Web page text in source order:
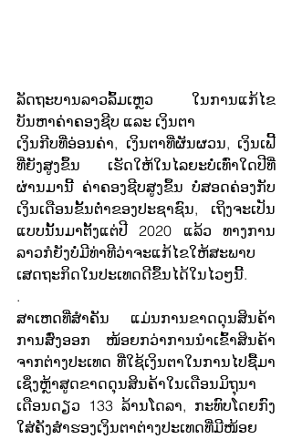
ລັດຖະບານລາວລົ້ມເຫຼວ ໃນການແກ້ໄຂ
ບັນຫາຄ່າຄອງຊີບ ແລະ ເງິນຕາ
ເງິນກີບທີ່ອ່ອນຄ່າ, ເງິນຕາທີ່ຜັນຜວນ, ເງິນເຟີ້
ທີ່ຍັງສູງຂຶ້ນ ເຮັດໃຫ້ໃນໄລຍະບໍ່ເທົ່າໃດປີທີ່
ຜ່ານມານີ້ ຄ່າຄອງຊີບສູງຂຶ້ນ ບໍ່ສອດຄ່ອງກັບ
ເງິນເດືອນຂັ້ນຕ່ຳຂອງປະຊາຊົນ, ເຖິງຈະເປັນ
ແບບນັ້ນມາຕັ້ງແຕ່ປີ 2020 ແລ້ວ ທາງການ
ລາວກໍຍັງບໍ່ມີທ່າທີວ່າຈະແກ້ໄຂໃຫ້ສະພາບ
ເສດຖະກິດໃນປະເທດດີຂຶ້ນໄດ້ໃນໄວໆນີ້.
.
ສາເຫດທີ່ສຳຄັນ ແມ່ນການຂາດດຸນສິນຄ້າ
ການສົ່ງອອກ ໜ້ອຍກວ່າການນຳເຂົ້າສິນຄ້າ
ຈາກຕ່າງປະເທດ ທີ່ໃຊ້ເງິນຕາໃນການໄປຊື້ມາ
ເຊິ່ງຫຼ້າສູດຂາດດຸນສິນຄ້າໃນເດືອນມິຖຸນາ
ເດືອນດຽວ 133 ລ້ານໂດລາ, ກະທົບໂດຍກົງ
ໃສ່ຄັງສຳຮອງເງິນຕາຕ່າງປະເທດທີ່ມີໜ້ອຍ